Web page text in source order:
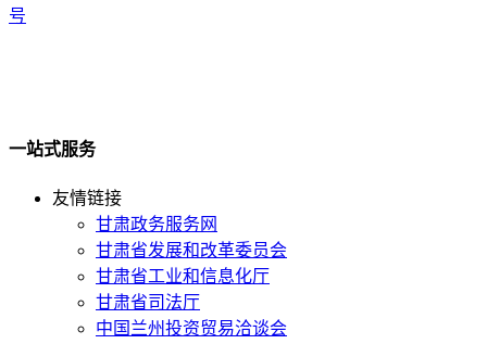
号
一站式服务
友情链接
甘肃政务服务网
甘肃省发展和改革委员会
甘肃省工业和信息化厅
甘肃省司法厅
中国兰州投资贸易洽谈会